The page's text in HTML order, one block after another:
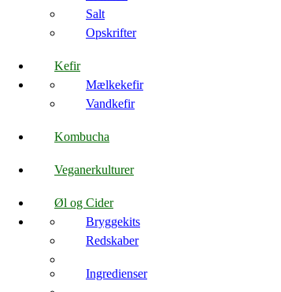
Salt
Opskrifter
Kefir
Mælkekefir
Vandkefir
Kombucha
Veganerkulturer
Øl og Cider
Bryggekits
Redskaber
Ingredienser